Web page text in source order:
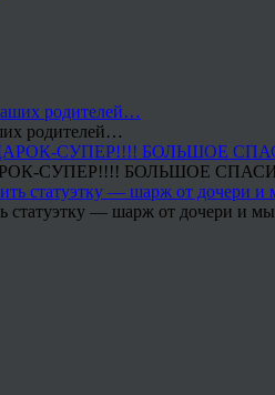
родителей…
СУПЕР!!!! БОЛЬШОЕ
статуэтку — шарж от дочери и